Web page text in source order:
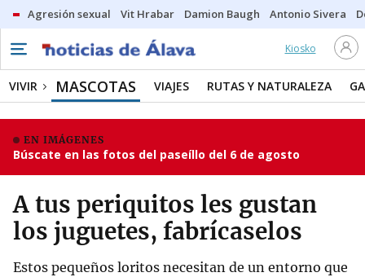
Agresión sexual Vit Hrabar Damion Baugh Antonio Sivera
Kiosko
VIVIR MASCOTAS VIAJES RUTAS Y NATURALEZA
EN IMÁGENES
Búscate en las fotos del paseíllo del 6 de agosto
A tus periquitos les gustan
los juguetes, fabrícaselos
Estos pequeños loritos necesitan de un entorno que